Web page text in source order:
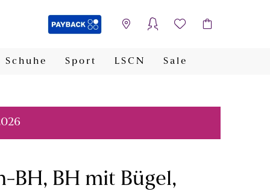
Schuhe Sport LSCN Sale
BH, BH mit Bügel,